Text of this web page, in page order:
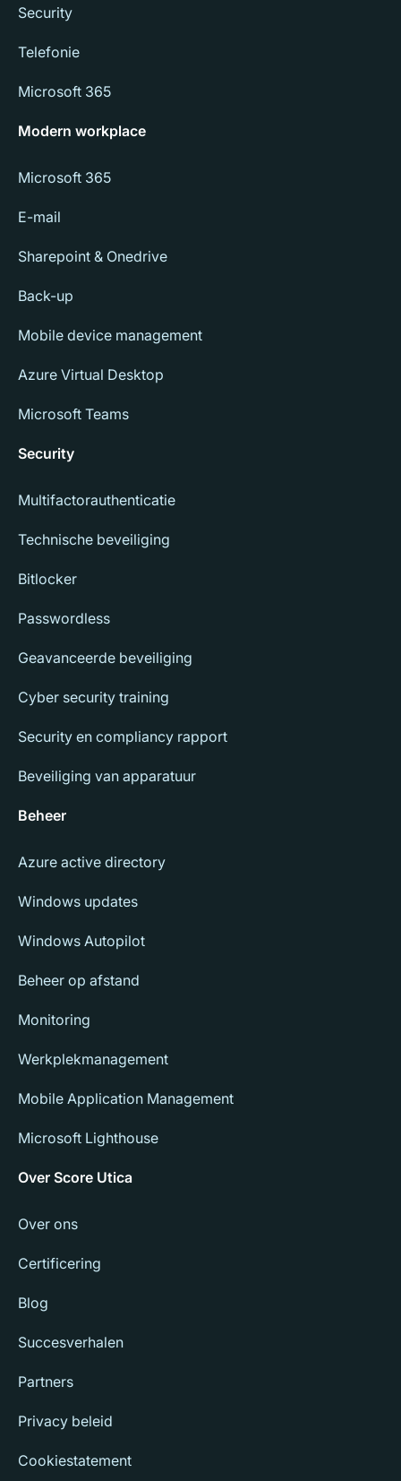
Security
Telefonie
Microsoft 365
Modern workplace
Microsoft 365
E-mail
Sharepoint & Onedrive
Back-up
Mobile device management
Azure Virtual Desktop
Microsoft Teams
Security
Multifactorauthenticatie
Technische beveiliging
Bitlocker
Passwordless
Geavanceerde beveiliging
Cyber security training
Security en compliancy rapport
Beveiliging van apparatuur
Beheer
Azure active directory
Windows updates
Windows Autopilot
Beheer op afstand
Monitoring
Werkplekmanagement
Mobile Application Management
Microsoft Lighthouse
Over Score Utica
Over ons
Certificering
Blog
Succesverhalen
Partners
Privacy beleid
Cookiestatement